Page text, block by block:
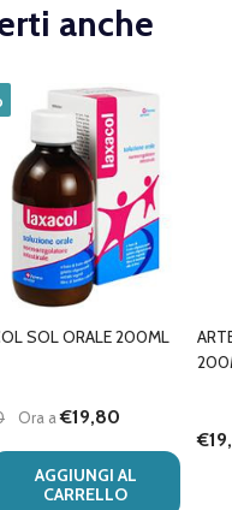
anche
SOL ORALE 200ML
Ora a€19,80
AGGIUNGI AL
CARRELLO